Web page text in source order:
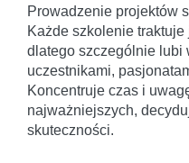
Prowadzenie projektów
Każde szkolenie
dlatego szczególnie lubi
uczestnikami,
Koncentruje czas i
najważniejszych,
skuteczności.